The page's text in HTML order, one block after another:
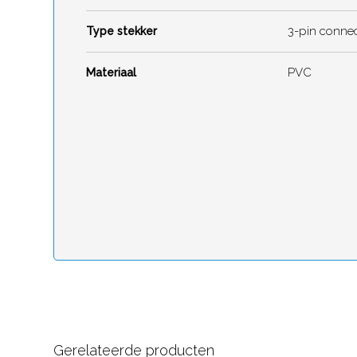
Type stekker 3-pin
Materiaal PVC
Gerelateerde producten